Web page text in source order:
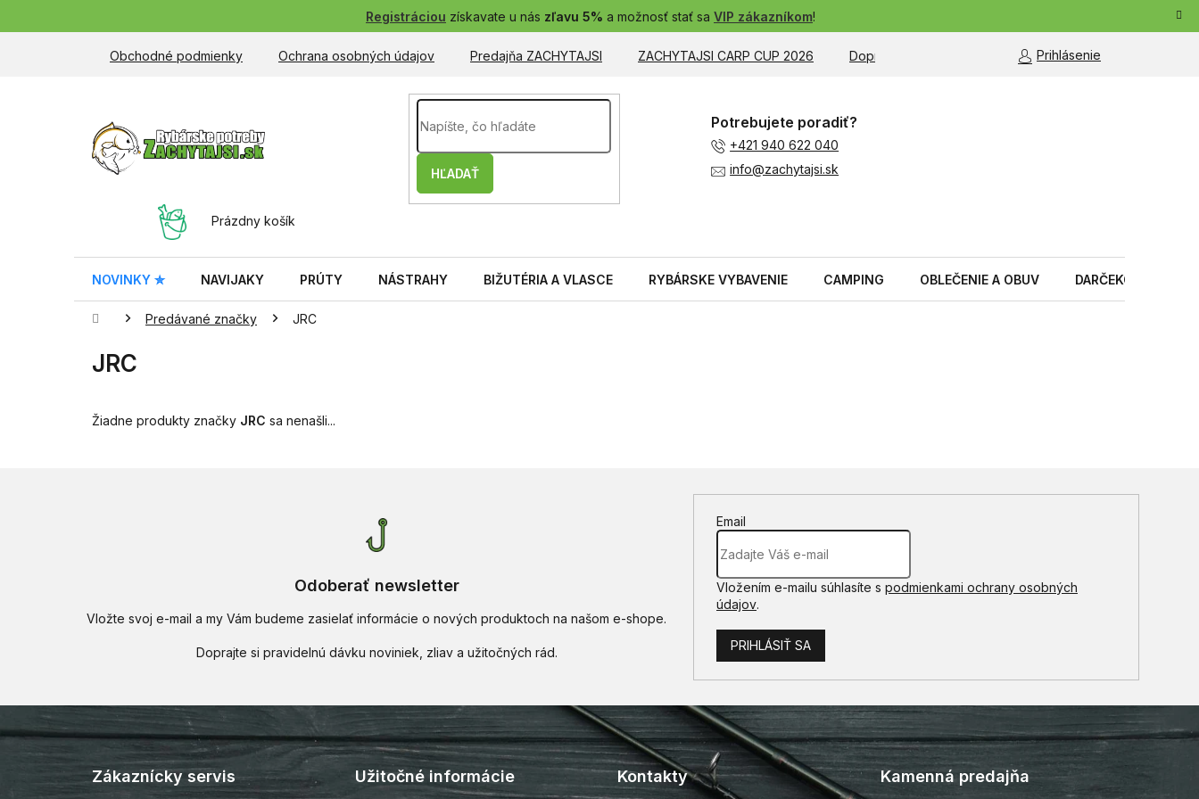
Registráciou získavate u nás zľavu 5% a možnosť stať sa VIP zákazníkom!
Obchodné podmienky Ochrana osobných údajov Predajňa ZACHYTAJSI ZACHYTAJSI CARP CUP 2026 Doprava a platba Moja objednávka
Prihlásenie
HĽADAŤ
Potrebujete poradiť?
+421 940 622 040
info@zachytajsi.sk
NÁKUPNÝ
Prázdny košík
NOVINKY ✮ NAVIJAKY PRÚTY NÁSTRAHY BIŽUTÉRIA A VLASCE RYBÁRSKE VYBAVENIE CAMPING OBLEČENIE A OBUV DARČEKOVÉ
DomovPredávané značky JRC
JRC
Žiadne produkty značky JRC sa nenašli...
Odoberať newsletter
Vložte svoj e-mail a my Vám budeme zasielať informácie o nových produktoch na našom e-shope.
Email
Vložením e-mailu súhlasíte s podmienkami ochrany osobných
údajov.
PRIHLÁSIŤ SA
Z
Zákaznícky servis Užitočné informácie Kontakty Kamenná predajňa